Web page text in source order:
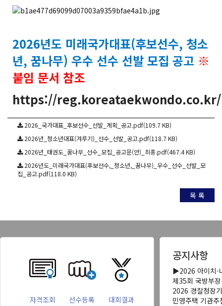
2026년도 미래국가대표(후보선수, 청소
년, 꿈나무) 우수 선수 선발 모집 공고 ※
붙임 문서 참조
https://reg.koreataekwondo.co.kr/
2026_국가대표_후보선수_선발_계획_공고.pdf(109.7 KB)
2026년_청소년대표(겨루기)_선수_선발_공고.pdf(118.7 KB)
2026년_태권도_꿈나무_선수_모집_공고문(안)_최종.pdf(467.4 KB)
2026년도_미래국가대표(후보선수,_청소년,_꿈나무)_우수_선수_선발_모
집_공고.pdf(118.0 KB)
목 록
자격조회 선수등록 대회결과
공지사항
▶2026 아이치-
제35회 국방부
2026 경찰청장
민영주택 기관